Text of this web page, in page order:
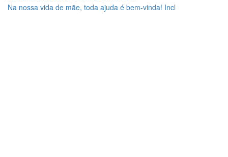
Na nossa vida de mãe, toda ajuda é bem-vinda! Incl